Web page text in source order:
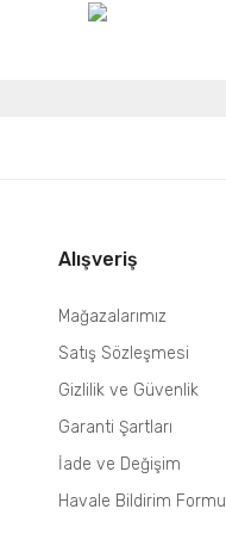
Alışveriş
Mağazalarımız
Satış Sözleşmesi
Gizlilik ve Güvenlik
Garanti Şartları
İade ve Değişim
Havale Bildirim Formu